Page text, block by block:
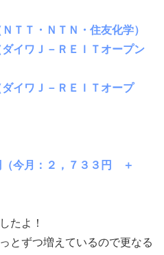
Ｔ・ＮＴＮ・住友化学）
ダイワＪ－ＲＥＩＴオープン
ダイワＪ－ＲＥＩＴオープ
（今月： ２，７３３ 円
＋
たよ！
とずつ増えているので更なる